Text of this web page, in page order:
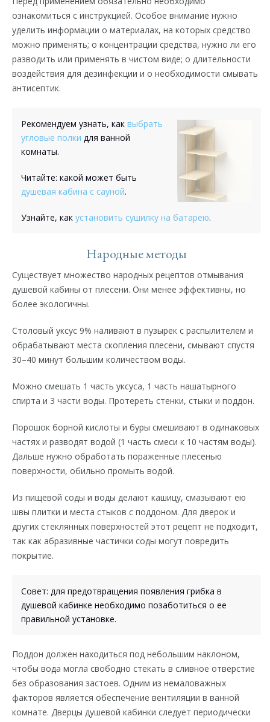
ознакомиться с инструкцией. Особое внимание нужно
уделить информации о материалах, на которых средство
можно применять; о концентрации средства, нужно ли его
разводить или применять в чистом виде; о длительности
воздействия для дезинфекции и о необходимости смывать
антисептик.
Рекомендуем узнать, как выбрать
угловые полки для ванной
комнаты.
Читайте: какой может быть
душевая кабина с сауной.
Узнайте, как установить сушилку на батарею.
Народные методы
Существует множество народных рецептов отмывания
душевой кабины от плесени. Они менее эффективны, но
более экологичны.
Столовый уксус 9% наливают в пузырек с распылителем и
обрабатывают места скопления плесени, смывают спустя
30–40 минут большим количеством воды.
Можно смешать 1 часть уксуса, 1 часть нашатырного
спирта и 3 части воды. Протереть стенки, стыки и поддон.
Порошок борной кислоты и буры смешивают в одинаковых
частях и разводят водой (1 часть смеси к 10 частям воды).
Дальше нужно обработать пораженные плесенью
поверхности, обильно промыть водой.
Из пищевой соды и воды делают кашицу, смазывают ею
швы плитки и места стыков с поддоном. Для дверок и
других стеклянных поверхностей этот рецепт не подходит,
так как абразивные частички соды могут повредить
покрытие.
Совет: для предотвращения появления грибка в
душевой кабинке необходимо позаботиться о ее
правильной установке.
Поддон должен находиться под небольшим наклоном,
чтобы вода могла свободно стекать в сливное отверстие
без образования застоев. Одним из немаловажных
факторов является обеспечение вентиляции в ванной
комнате. Дверцы душевой кабинки следует периодически